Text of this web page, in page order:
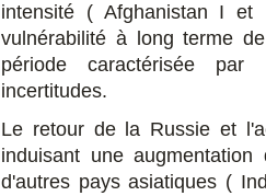
intensité ( Afghanistan I
vulnérabilité à long terme
période caractérisée par
incertitudes.
Le retour de la Russie et
induisant une
d'autres pays asiatiques (